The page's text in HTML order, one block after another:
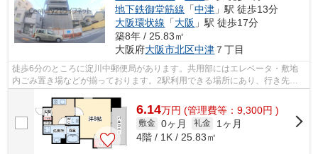
地下鉄御堂筋線 「中津 」駅 徒歩13分
大阪環状線 「大阪 」駅 徒歩17分
築8年 / 25.83㎡
大阪府大阪市北区中津 ７丁目
徒歩6分のところに淀川中郵便局があります。共用部にはエレベータ・敷地
内ごみ置き場などが揃っております。2駅利用できる場所にあり、行き先に
6.14万円 (管理費等：9,300円 )
敷金 0ヶ月 礼金
1ヶ月
4階 / 1K / 25.83㎡